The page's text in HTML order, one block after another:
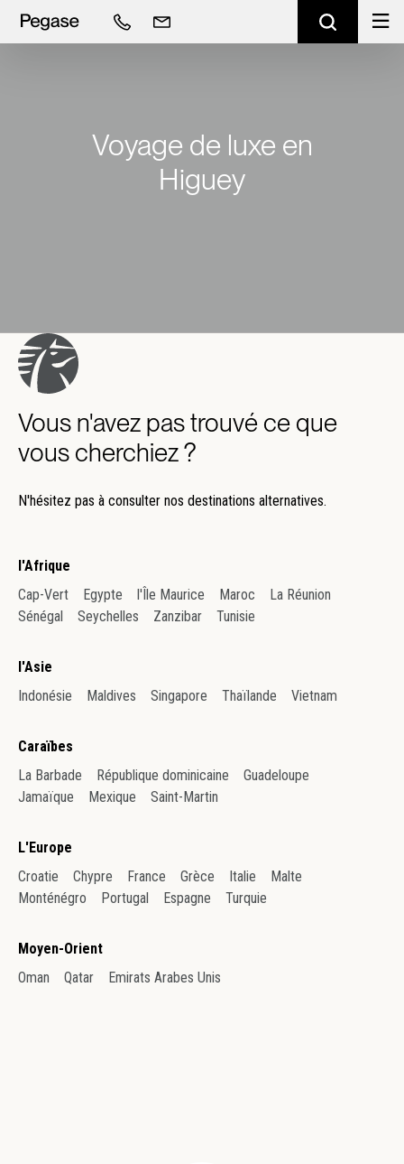
Voyage de luxe en
Higuey
Vous n'avez pas trouvé ce que
vous cherchiez ?
N'hésitez pas à consulter nos destinations alternatives.
l'Afrique
Cap-Vert
Egypte l'Île Maurice Maroc
La Réunion
Sénégal
Seychelles Zanzibar Tunisie
l'Asie
Indonésie
Maldives Singapore Thaïlande Vietnam
Caraïbes
La Barbade
République dominicaine
Guadeloupe
Jamaïque
Mexique Saint-Martin
L'Europe
Croatie
Chypre France Grèce Italie
Malte
Monténégro
Portugal Espagne Turquie
Moyen-Orient
Oman
Qatar Emirats Arabes Unis